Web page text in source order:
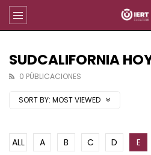
SUDCALIFORNIA
0 PÚBLICACIONES
SORT BY: MOST VIEWED
ALL A B C D E